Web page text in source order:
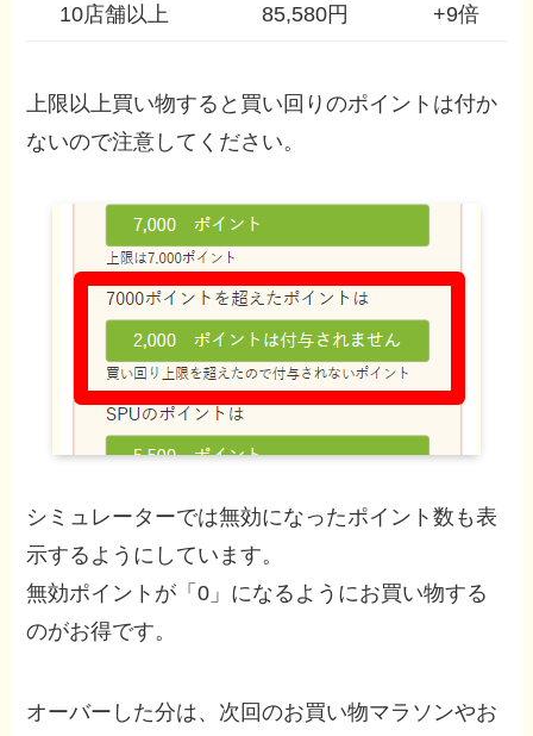
10店舗以上 85,580円 +9倍
上限以上買い物すると買い回りのポイントは付か
ないので注意してください。
シミュレーターでは無効になったポイント数も表
示するようにしています。
無効ポイントが「0」になるようにお買い物する
のがお得です。
オーバーした分は、次回のお買い物マラソンやお